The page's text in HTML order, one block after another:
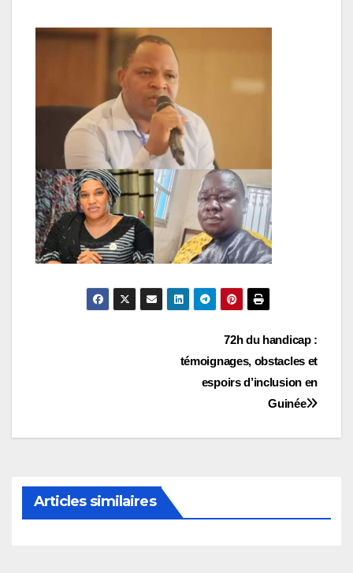
72h du handicap :
témoignages, obstacles et
espoirs d’inclusion en
Guinée
Articles similaires